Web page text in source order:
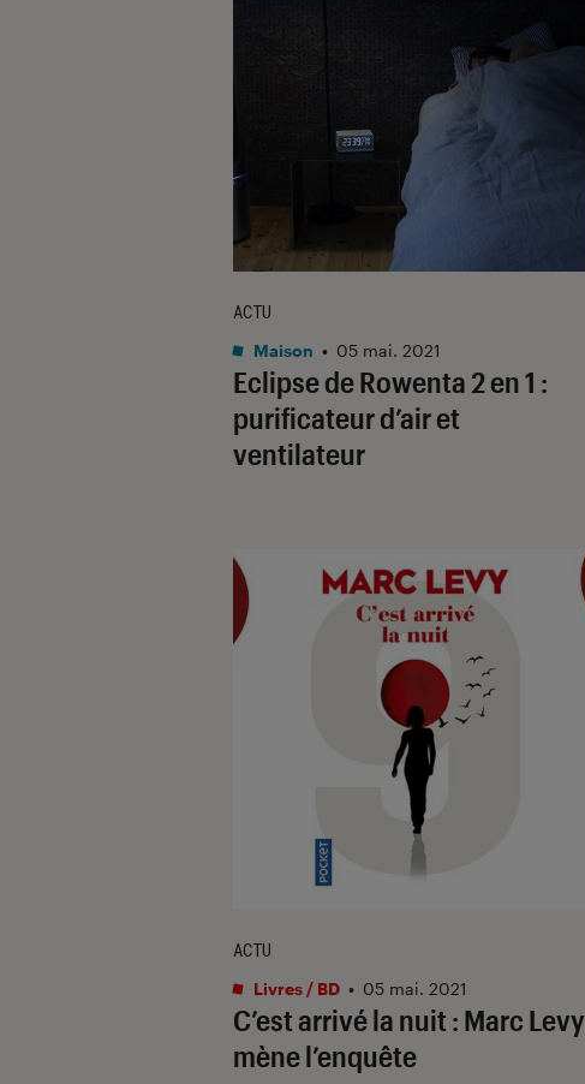
Eclipse de Rowenta 2 en 1 :
purificateur d’air et
ventilateur
ACTU
Maison • 05 mai. 2021
C’est arrivé la nuit : Marc Levy
mène l’enquête
ACTU
Livres / BD • 05 mai. 2021